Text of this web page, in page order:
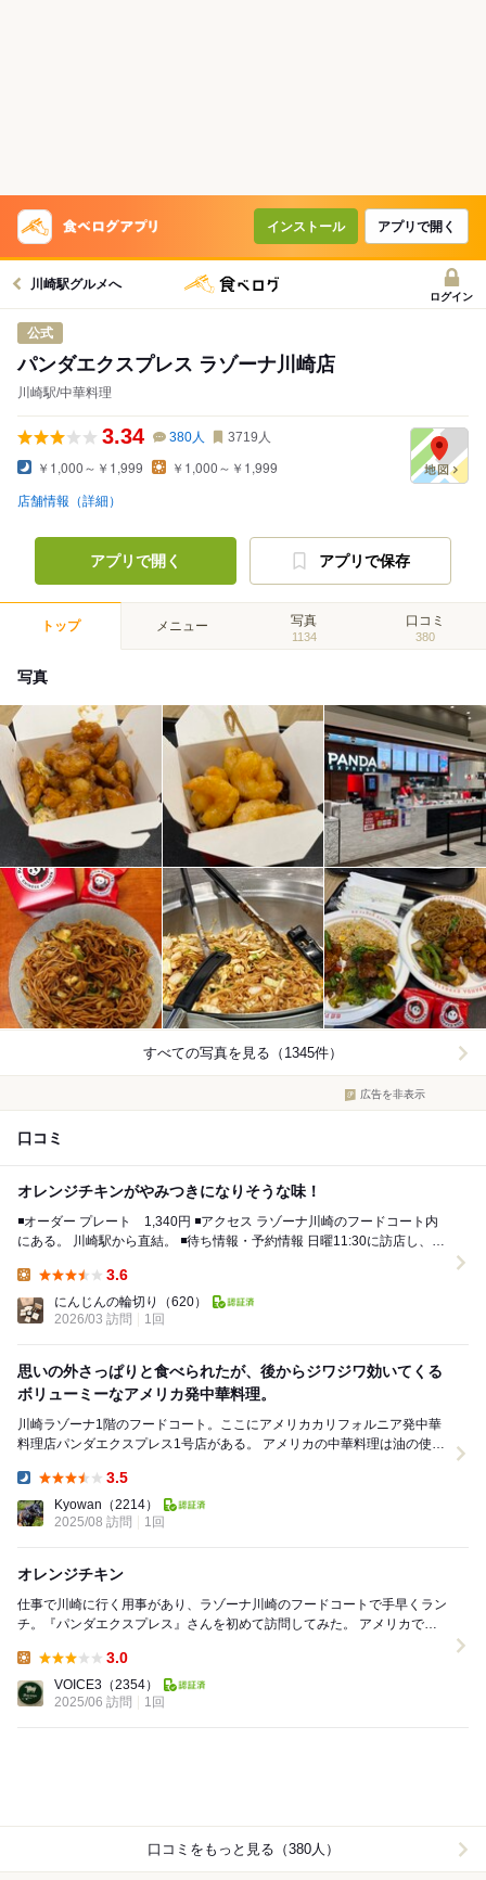
インストール アプリで開く
川崎駅グルメへ
ログイン
公式
パンダエクスプレス ラゾーナ川崎店
川崎駅/中華料理
3.34 380人 3719 人
￥1,000～￥1,999 ￥1,000～￥1,999
店舗情報（詳細）
アプリで開く アプリで保存
トップ メニュー 写真
1134
口コミ
380
写真
すべての写真を見る（1345件）
広告を非表示
口コミ
オレンジチキンがやみつきになりそうな味！
◾️オーダー プレート 1,340円 ◾️アクセス ラゾーナ川崎のフードコート内
にある。 川崎駅から直結。 ◾️待ち情報・予約情報 日曜11:30に訪店し、フ
3.6
にんじんの輪切り
（620）
2026/03 訪問
1回
思いの外さっぱりと食べられたが、後からジワジワ効いてくる
ボリューミーなアメリカ発中華料理。
川崎ラゾーナ1階のフードコート。ここにアメリカカリフォルニア発中華
料理店パンダエクスプレス1号店がある。 アメリカの中華料理は油の使い
3.5
Kyowan （2214）
2025/08 訪問
1回
オレンジチキン
仕事で川崎に行く用事があり、ラゾーナ川崎のフードコートで手早くラン
チ。『パンダエクスプレス』さんを初めて訪問してみた。 アメリカで人
3.0
VOICE3 （2354）
2025/06 訪問
1回
口コミをもっと見る（380人）